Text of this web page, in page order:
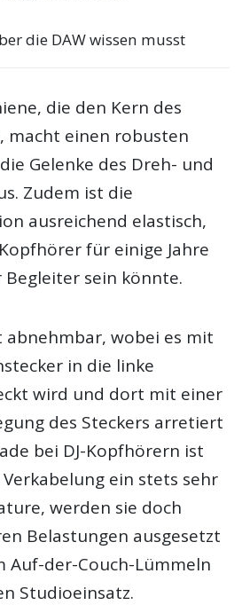
die DAW wissen musst
die den Kern des
macht einen robusten
Gelenke des Dreh- und
Zudem ist die
ausreichend elastisch,
für einige Jahre
Begleiter sein könnte.
abnehmbar, wobei es mit
in die linke
wird und dort mit einer
des Steckers arretiert
bei DJ-Kopfhörern ist
ein stets sehr
werden sie doch
Belastungen ausgesetzt
Auf-der-Couch-Lümmeln
Studioeinsatz.